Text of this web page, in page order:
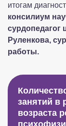
итогам
консилиум
Руленкова,
работы.
занятий в
возраста